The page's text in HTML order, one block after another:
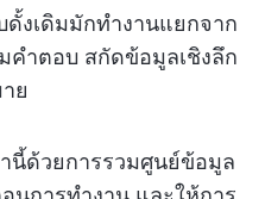
งเดิมมักทำงานแยกจาก
คำตอบ สกัดข้อมูลเชิงลึก
ย
นี้ด้วยการรวมศูนย์ข้อมูล